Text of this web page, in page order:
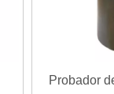
Probador